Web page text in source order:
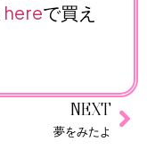
hereで買え
NEXT
夢をみたよ